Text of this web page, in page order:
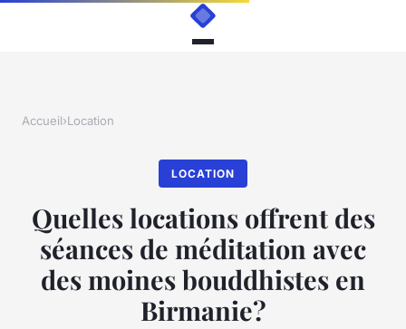
Accueil›Location
LOCATION
Quelles locations offrent des
séances de méditation avec
des moines bouddhistes en
Birmanie?